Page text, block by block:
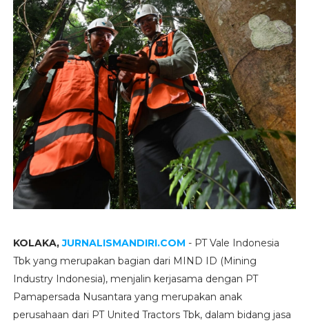
KOLAKA,JURNALISMANDIRI.COM - PT Vale Indonesia
Tbk yang merupakan bagian dari MIND ID (Mining
Industry Indonesia), menjalin kerjasama dengan PT
Pamapersada Nusantara yang merupakan anak
perusahaan dari PT United Tractors Tbk, dalam bidang jasa